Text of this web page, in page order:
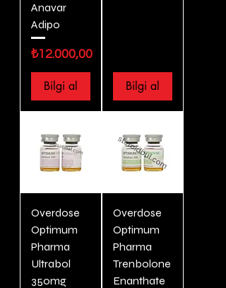
Anavar
Adipo
Fiyat
₺12.000,00
Bilgi al Bilgi al
Overdose
Optimum
Pharma
Ultrabol
350mg
Overdose
Optimum
Pharma
Trenbolone
Enanthate